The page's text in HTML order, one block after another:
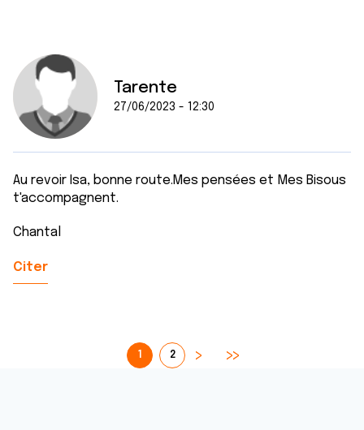
Tarente
27/06/2023 - 12:30
Au revoir Isa, bonne route.Mes pensées et Mes Bisous
t'accompagnent.
Chantal
Citer
1 2